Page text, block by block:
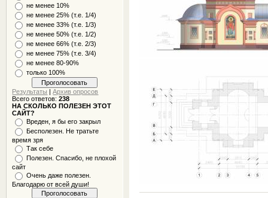
не менее 10%
не менее 25% (т.е. 1/4)
не менее 33% (т.е. 1/3)
не менее 50% (т.е. 1/2)
не менее 66% (т.е. 2/3)
не менее 75% (т.е. 3/4)
не менее 80-90%
только 100%
Результаты |Архив опросов
Всего ответов:238
НА СКОЛЬКО ПОЛЕЗЕН ЭТОТ
САЙТ?
Вреден, я бы его закрыл
Бесполезен. Не тратьте
время зря
Так себе
Полезен. Спасибо, не плохой
сайт
Очень даже полезен.
Благодарю от всей души!